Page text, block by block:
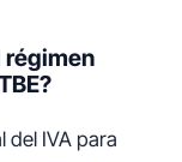
régimen
del IVA para